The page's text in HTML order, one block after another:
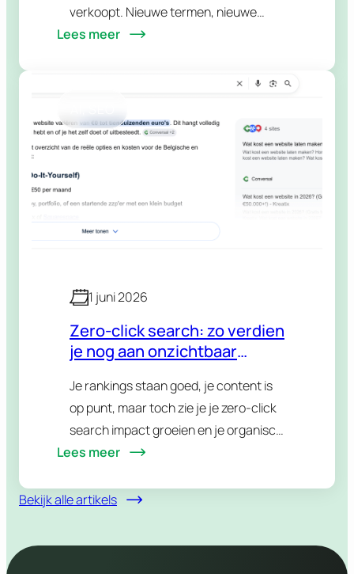
verkoopt. Nieuwe termen, nieuwe
checklists, nieuwe llms.txt-bestanden
aanmaken. En dan komt Google zelf
Lees meer
1 juni 2026
Zero-click search: zo verdien
je nog aan onzichtbaar
Je rankings staan goed, je content is
op punt, maar toch zie je je zero-click
search impact groeien en je organisch
verkeer dalen. Geen bug, geen
realiteit van…
Lees meer
Bekijk alle artikels